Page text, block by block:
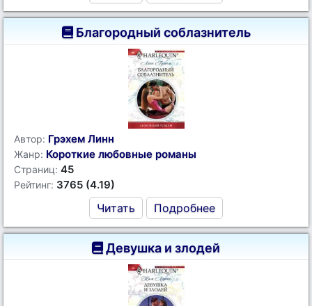
Благородный соблазнитель
Автор: Грэхем Линн
Жанр: Короткие любовные романы
Страниц: 45
Рейтинг: 3765 (4.19)
Читать Подробнее
Девушка и злодей